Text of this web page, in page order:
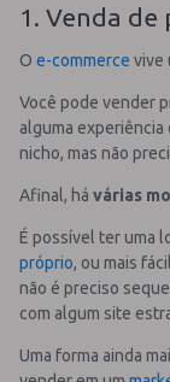
1. Venda
O e-commerce vive
Você pode vender
alguma experiência
nicho, mas não
Afinal, há várias
É possível ter uma
próprio, ou mais
não é preciso
com algum site
Uma forma ainda